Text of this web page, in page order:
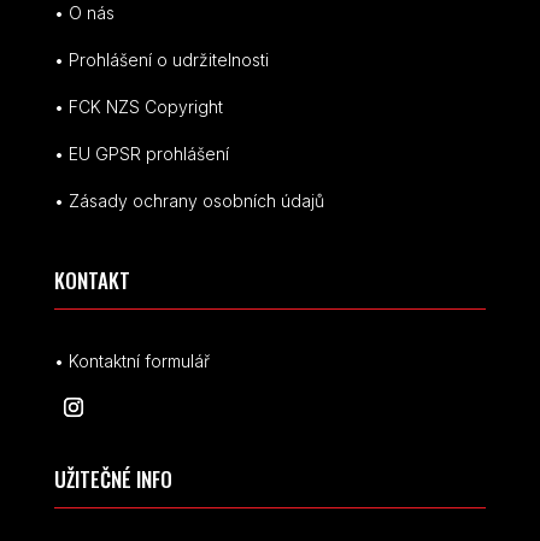
• O nás
• Prohlášení o udržitelnosti
• FCK NZS Copyright
• EU GPSR prohlášení
• Zásady ochrany osobních údajů
KONTAKT
• Kontaktní formulář
UŽITEČNÉ INFO